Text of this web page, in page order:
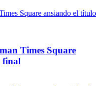
Times Square
final